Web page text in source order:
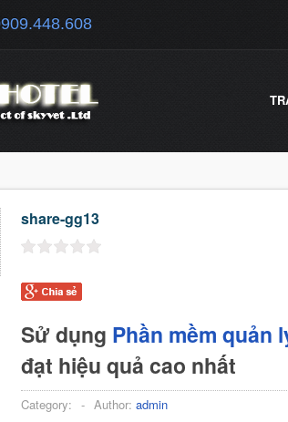
share-gg13
Sử dụng Phần mềm quản
đạt hiệu quả cao nhất
Category: - Author: admin